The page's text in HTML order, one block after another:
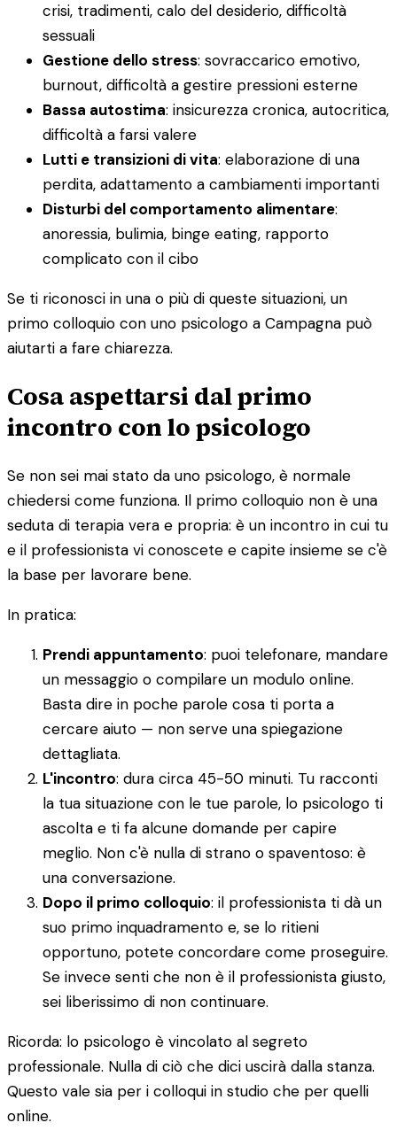
crisi, tradimenti, calo del desiderio, difficoltà
sessuali
Gestione dello stress: sovraccarico emotivo,
burnout, difficoltà a gestire pressioni esterne
Bassa autostima: insicurezza cronica, autocritica,
difficoltà a farsi valere
Lutti e transizioni di vita: elaborazione di una
perdita, adattamento a cambiamenti importanti
Disturbi del comportamento alimentare:
anoressia, bulimia, binge eating, rapporto
complicato con il cibo
Se ti riconosci in una o più di queste situazioni, un
primo colloquio con uno psicologo a Campagna può
aiutarti a fare chiarezza.
Cosa aspettarsi dal primo
incontro con lo psicologo
Se non sei mai stato da uno psicologo, è normale
chiedersi come funziona. Il primo colloquio non è una
seduta di terapia vera e propria: è un incontro in cui tu
e il professionista vi conoscete e capite insieme se c'è
la base per lavorare bene.
In pratica:
Prendi appuntamento: puoi telefonare, mandare
un messaggio o compilare un modulo online.
Basta dire in poche parole cosa ti porta a
cercare aiuto — non serve una spiegazione
dettagliata.
L'incontro: dura circa 45-50 minuti. Tu racconti
la tua situazione con le tue parole, lo psicologo ti
ascolta e ti fa alcune domande per capire
meglio. Non c'è nulla di strano o spaventoso: è
una conversazione.
Dopo il primo colloquio: il professionista ti dà un
suo primo inquadramento e, se lo ritieni
opportuno, potete concordare come proseguire.
Se invece senti che non è il professionista giusto,
sei liberissimo di non continuare.
Ricorda: lo psicologo è vincolato al segreto
professionale. Nulla di ciò che dici uscirà dalla stanza.
Questo vale sia per i colloqui in studio che per quelli
online.